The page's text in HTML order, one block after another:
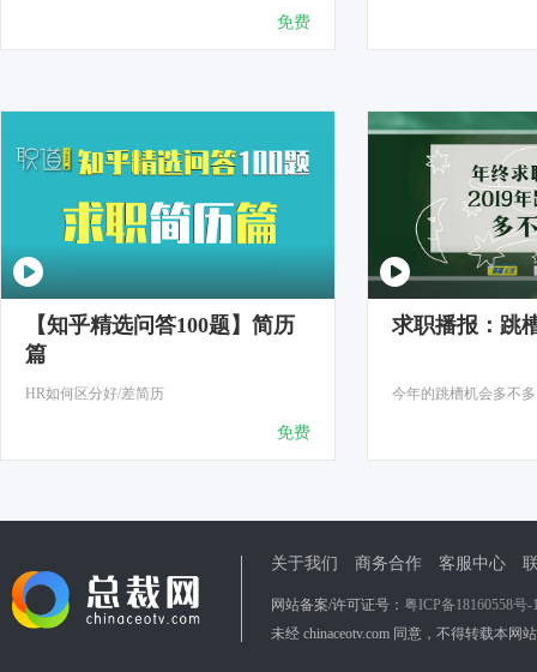
免费
【知乎精选问答100题】简历
篇
HR如何区分好/差简历
免费
求职播报：跳
今年的跳槽机会多不多
关于我们 商务合作 客服中心
网站备案/许可证号： 粤ICP备18160558号-
未经 chinaceotv.com 同意，不得转载本